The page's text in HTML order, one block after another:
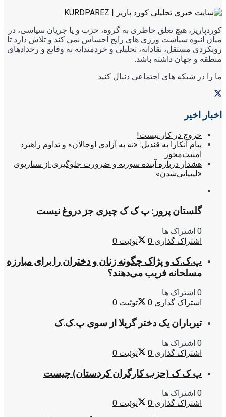
کوردپاریز، هیچ تعلق خاطری به گروه، حزب و یا جریان سیاسی، در
میان انبوه سیاست ورزی های رایج احساس نمی کند و تلاش دارد تا
رویکردی مستقل، نقادانه، تحلیلی و خردمندانه به وقایع و رخدادهای
منطقه و جهان داشته باشد.
ما را در شبکه های اجتماعی دنبال کنید:
اخبار اخیر
خروج در کار نیست!
پیام آنکارا به قندیل: «نه به آزادی اوجالان» و تداوم راهبرد
امنیت‌محور
هشدار درباره آینده سوریه و ضرورت جلوگیری از سناریوی
«لیبیایی‌شدن»
گلستان پرور: پ ک ک چیزی جز دروغ نیست
0 اشتراک ها
اشتراک گذاری 0 توئیت 0
پ.ک.ک و پژاک چگونه زنان و دختران را برای مبارزه
مسلحانه فریب می‌دهند؟
0 اشتراک ها
اشتراک گذاری 0 توئیت 0
تیرباران یک دختر گریلا از سوی پ.ک.ک
0 اشتراک ها
اشتراک گذاری 0 توئیت 0
پ ک ک (حزب کارگران کردستان) چیست
0 اشتراک ها
اشتراک گذاری 0 توئیت 0